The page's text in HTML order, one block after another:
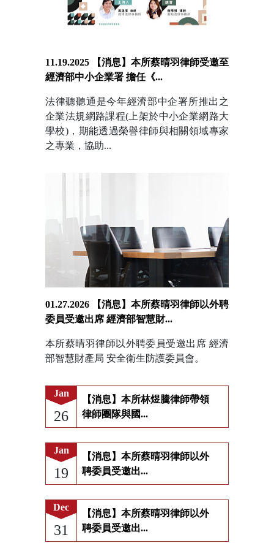
11.19.2025 【消息】本所蔡晴羽律師受邀至
經濟部中小企業署 擔任《...
法律聽聽通是今年經濟部中企署所推出之
企業法規網路課程(上架於中小企業網路大
學校)，期能透過榮譽律師與相關領域專家
之專業，協助...
01.27.2026 【消息】本所蔡晴羽律師以外聘
委員受邀出席 經濟部智慧財...
本所蔡晴羽律師以外聘委員受邀出席 經濟
部智慧財產局 安全衛生防護委員會。
Jan
26
【消息】本所林煜騰律師帶領
律師團隊與國...
Jan
19
【消息】本所蔡晴羽律師以外
聘委員受邀出...
Dec
31
【消息】本所蔡晴羽律師以外
聘委員受邀出...